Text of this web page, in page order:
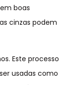
boas
cinzas podem
Este processo
usadas como